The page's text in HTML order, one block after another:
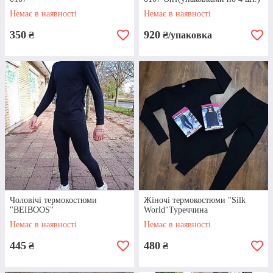
ви знайдете і перші, і другі варіанти.
РОЗМІРИ
Усі товари, які ви можете знайти у
нашому асортименті, представлені у
різних розмірах. Ми пропонуємо як
вироби для дітей, так і кофти й
термобілизну для дорослих.
Немає в наявності
350 ₴
Немає в наявності
920 ₴/упаковка
Чоловічі термокостюми
"BEIBOOS"
Немає в наявності
445 ₴
Жіночі термокостюми "Silk
World"Туреччина
Немає в наявності
480 ₴